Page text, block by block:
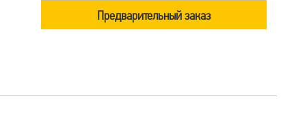
Предварительный заказ